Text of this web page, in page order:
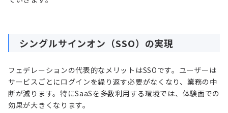
シングルサインオン（SSO）の実現
フェデレーションの代表的なメリットはSSOです。ユーザーは
サービスごとにログインを繰り返す必要がなくなり、業務の中
断が減ります。特にSaaSを多数利用する環境では、体験面での
効果が大きくなります。